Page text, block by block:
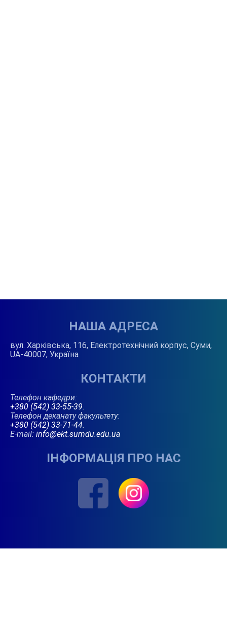
НАША АДРЕСА
вул. Харківська, 116, Електротехнічний корпус, Суми,
UA-40007, Україна
КОНТАКТИ
Телефон кафедри:
+380 (542) 33-55-39.
Телефон деканату факультету:
+380 (542) 33-71-44.
E-mail: info@ekt.sumdu.edu.ua
ІНФОРМАЦІЯ ПРО НАС